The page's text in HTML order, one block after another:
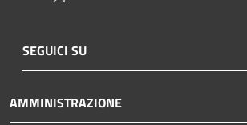
SEGUICI SU
AMMINISTRAZIONE